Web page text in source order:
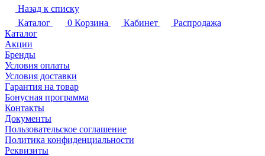
Назад к списку
Каталог
0 Корзина Кабинет
Распродажа
Каталог
Акции
Бренды
Условия оплаты
Условия доставки
Гарантия на товар
Бонусная программа
Контакты
Документы
Пользовательское соглашение
Политика конфиденциальности
Реквизиты